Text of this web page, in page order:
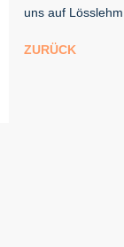
uns auf
ZURÜCK